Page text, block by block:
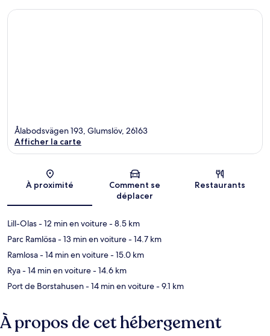
Carte
Ålabodsvägen 193, Glumslöv, 26163
Afficher la carte
À proximité
Comment se
déplacer
Restaurants
Lill-Olas- 12 min en voiture- 8.5 km
Parc Ramlösa- 13 min en voiture- 14.7 km
Ramlosa- 14 min en voiture- 15.0 km
Rya- 14 min en voiture- 14.6 km
Port de Borstahusen- 14 min en voiture- 9.1 km
À propos de cet hébergement